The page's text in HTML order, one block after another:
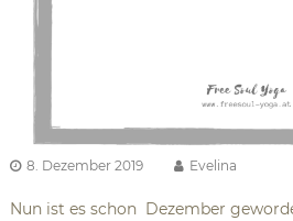
8. Dezember 2019 Evelina
Nun ist es schon Dezember